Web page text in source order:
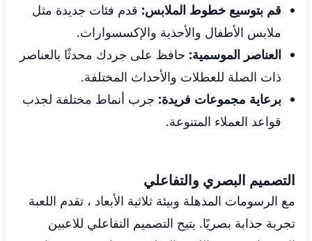
قم بتوسيع خطوط الملابس: قدم فئات جديدة مثل
ملابس الأطفال والأحذية والإكسسوارات.
العناصر الموسمية: حافظ على جردك محدثًا بالعناصر
ذات الصلة للعطلات والأحداث المختلفة.
برعاية مجموعات فريدة: جرب أنماط مختلفة لجذب
قواعد العملاء المتنوعة.
التصميم البصري والتفاعلي
مع الرسومات المذهلة وبيئة ثلاثية الأبعاد ، تقدم اللعبة
تجربة جذابة بصريًا. يتيح التصميم التفاعلي للاعبين